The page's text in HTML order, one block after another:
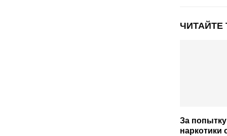
ЧИТАЙТЕ
За
наркотики